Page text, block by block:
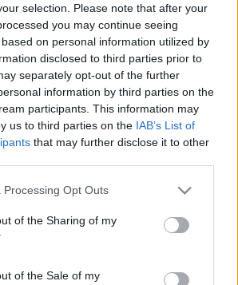
selection. Please note that after your
you may continue seeing
on personal information utilized by
disclosed to third parties prior to
separately opt-out of the further
information by third parties on the
participants. This information may
us to third parties on the IAB’s List of
that may further disclose it to other
website/app uses one or more Google
or usage behaviour. You may click to
to Google and its third-party tags to
specified purposes in below Google
Processing Opt Outs
of the Sharing of my
of the Sale of my
Országos hírek
az eső a Duna vízgyűjtőjére
II.: Mit jelent az 5. blokk új
csökken a riasztás